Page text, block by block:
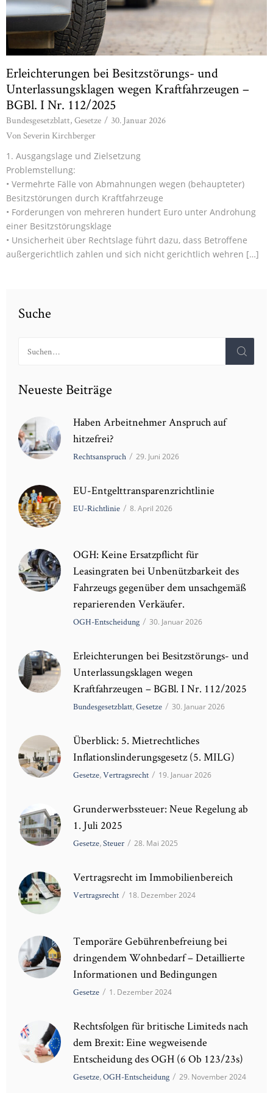
Erleichterungen bei Besitzstörungs- und
Unterlassungsklagen wegen Kraftfahrzeugen –
BGBl. I Nr. 112/2025
Bundesgesetzblatt, Gesetze / 30. Januar 2026
VonSeverin Kirchberger
1. Ausgangslage und Zielsetzung
Problemstellung:
• Vermehrte Fälle von Abmahnungen wegen (behaupteter)
Besitzstörungen durch Kraftfahrzeuge
• Forderungen von mehreren hundert Euro unter Androhung
einer Besitzstörungsklage
• Unsicherheit über Rechtslage führt dazu, dass Betroffene
außergerichtlich zahlen und sich nicht gerichtlich wehren […]
Suche
Neueste Beiträge
Haben Arbeitnehmer Anspruch auf
hitzefrei?
Rechtsanspruch / 29. Juni 2026
EU-Entgelttransparenzrichtlinie
EU-Richtlinie / 8. April 2026
OGH: Keine Ersatzpflicht für
Leasingraten bei Unbenützbarkeit des
Fahrzeugs gegenüber dem unsachgemäß
reparierenden Verkäufer.
OGH-Entscheidung / 30. Januar 2026
Erleichterungen bei Besitzstörungs- und
Unterlassungsklagen wegen
Kraftfahrzeugen – BGBl. I Nr. 112/2025
Bundesgesetzblatt,Gesetze / 30. Januar 2026
Überblick: 5. Mietrechtliches
Inflationslinderungsgesetz (5. MILG)
Gesetze,Vertragsrecht / 19. Januar 2026
Grunderwerbssteuer: Neue Regelung ab
1. Juli 2025
Gesetze,Steuer / 28. Mai 2025
Vertragsrecht im Immobilienbereich
Vertragsrecht / 18. Dezember 2024
Temporäre Gebührenbefreiung bei
dringendem Wohnbedarf – Detaillierte
Informationen und Bedingungen
Gesetze / 1. Dezember 2024
Rechtsfolgen für britische Limiteds nach
dem Brexit: Eine wegweisende
Entscheidung des OGH (6 Ob 123/23s)
Gesetze,OGH-Entscheidung / 29. November 2024